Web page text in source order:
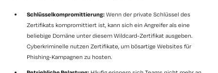
Schlüsselkompromittierung: Wenn der private Schlüssel des
Zertifikats kompromittiert ist, kann sich ein Angreifer als eine
beliebige Domäne unter diesem Wildcard-Zertifikat ausgeben.
Cyberkriminelle nutzen Zertifikate, um bösartige Websites für
Phishing-Kampagnen zu hosten.